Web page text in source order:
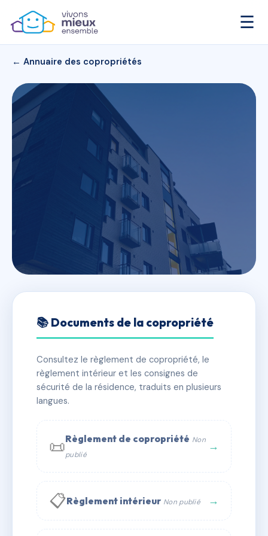
☰
← Annuaire des copropriétés
13, rue de Castries - 69002
LYON
📍 13 r de castries 69002 Lyon
✓ Immatriculée 🏠 36 lots 🏗 1 bâtiment(s)
📞 Contacter Syndic Digital 💬 WhatsApp
✉ Email
📚 Documents de la copropriété
Consultez le règlement de copropriété, le
règlement intérieur et les consignes de
sécurité de la résidence, traduits en plusieurs
langues.
📜Règlement de copropriété Non
publié
→
📋Règlement intérieur Non publié →